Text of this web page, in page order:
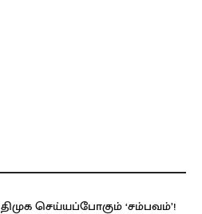
திமுக செய்யப்போகும் ‘சம்பவம்’!